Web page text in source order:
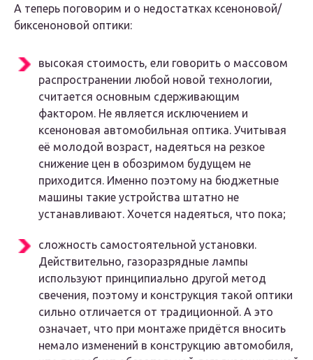
А теперь поговорим и о недостатках ксеноновой/
биксеноновой оптики:
высокая стоимость, ели говорить о массовом
распространении любой новой технологии,
считается основным сдерживающим
фактором. Не является исключением и
ксеноновая автомобильная оптика. Учитывая
её молодой возраст, надеяться на резкое
снижение цен в обозримом будущем не
приходится. Именно поэтому на бюджетные
машины такие устройства штатно не
устанавливают. Хочется надеяться, что пока;
сложность самостоятельной установки.
Действительно, газоразрядные лампы
используют принципиально другой метод
свечения, поэтому и конструкция такой оптики
сильно отличается от традиционной. А это
означает, что при монтаже придётся вносить
немало изменений в конструкцию автомобиля,